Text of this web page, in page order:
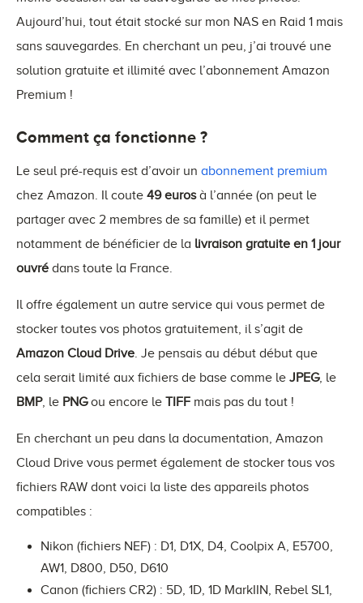
Aujourd’hui, tout était stocké sur mon NAS en Raid 1 mais
sans sauvegardes. En cherchant un peu, j’ai trouvé une
solution gratuite et illimité avec l’abonnement Amazon
Premium !
Comment ça fonctionne ?
Le seul pré-requis est d’avoir un abonnement premium
chez Amazon. Il coute 49 eurosà l’année (on peut le
partager avec 2 membres de sa famille) et il permet
notamment de bénéficier de la livraison gratuite en 1 jour
ouvré dans toute la France.
Il offre également un autre service qui vous permet de
stocker toutes vos photos gratuitement, il s’agit de
Amazon Cloud Drive . Je pensais au début début que
cela serait limité aux fichiers de base comme le JPEG, le
BMP, le PNGou encore le TIFF mais pas du tout !
En cherchant un peu dans la documentation, Amazon
Cloud Drive vous permet également de stocker tous vos
fichiers RAW dont voici la liste des appareils photos
compatibles :
Nikon (fichiers NEF) : D1, D1X, D4, Coolpix A, E5700,
AW1, D800, D50, D610
Canon (fichiers CR2) : 5D, 1D, 1D MarkIIN, Rebel SL1,